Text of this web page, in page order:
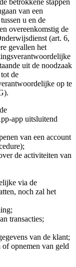
betrokkene stappen
van een
u en de
overeenkomstig de
(art. 6,
gevallen het
uit de noodzaak
de
op te
app uitsluitend
van een account
de activiteiten van
via de
noch zal het
transacties;
van de klant;
opnemen van geld